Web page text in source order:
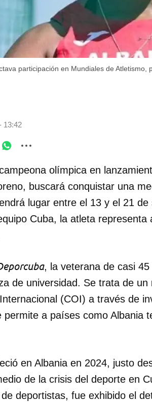
participación en Mundiales de Atletismo,
13:42
olímpica en
buscará conquistar una
lugar entre el 13 y el 21
Cuba, la atleta
, la veterana de casi
de universidad. Se trata de
(COI) a través de
permite a países como Albania
en Albania en 2024, justo
de la crisis del deporte en
deportistas, fue exhibido el